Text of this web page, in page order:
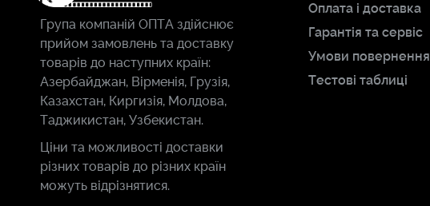
Група компаній ОПТА здійснює
прийом замовлень та доставку
товарів до наступних країн:
Азербайджан, Вірменія, Грузія,
Казахстан, Киргизія, Молдова,
Таджикистан, Узбекистан.
Ціни та можливості доставки
різних товарів до різних країн
можуть відрізнятися.
Оплата і доставка
Гарантія та сервіс
Умови повернення
Тестові таблиці